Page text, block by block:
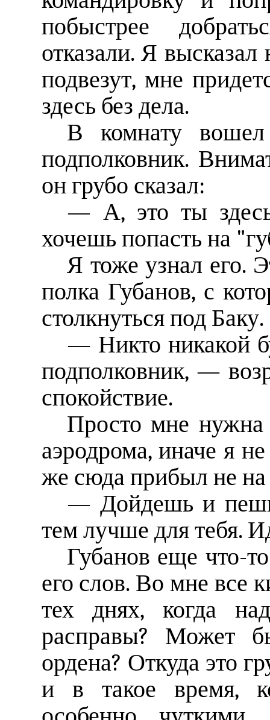
побыстрее
отказали. Я
подвезут, мне
здесь без дела.
В комнату вошел
подполковник.
он грубо сказал:
— А, это ты
хочешь попасть на
Я тоже узнал его.
полка Губанов, с
столкнуться под Баку.
— Никто никакой
подполковник, —
спокойствие.
Просто мне нужна
аэродрома, иначе я
же сюда прибыл не на
— Дойдешь и
тем лучше для тебя.
Губанов еще что-
его слов. Во мне все
тех днях, когда
расправы? Может
ордена? Откуда это
и в такое время,